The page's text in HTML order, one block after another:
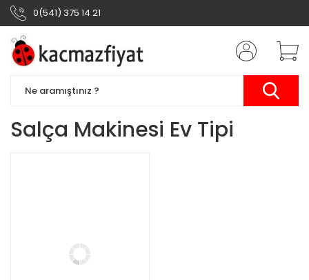
0(541) 375 14 21
Salça Makinesi Ev Tipi